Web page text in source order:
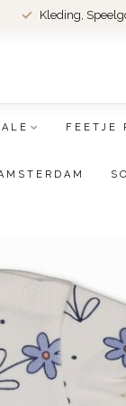
Kleding,
FEETJE